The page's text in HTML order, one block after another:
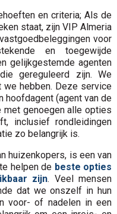
en criteria; Als de
staat, zijn VIP Almeria
voor
en toegewijde
gelijkgestemde agenten
gereguleerd zijn. We
hebben. Deze service
hoofdagent (agent van de
genoegen alle opties
inclusief rondleidingen
zo belangrijk is.
huizenkopers, is een van
helpen de beste opties
zijn. Veel mensen
dat we onszelf in hun
voor- of nadelen in een